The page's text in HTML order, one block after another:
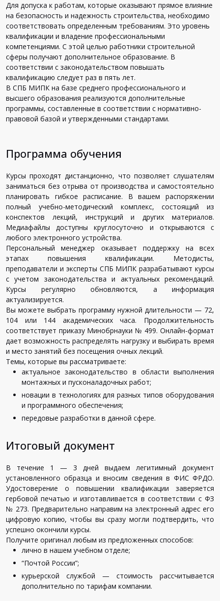
Для допуска к работам, которые оказывают прямое влияние
на безопасность и надежность строительства, необходимо
соответствовать определенным требованиям. Это уровень
квалификации и владение профессиональными
компетенциями. С этой целью работники строительной
сферы получают дополнительное образование. В
соответствии с законодательством повышать
квалификацию следует раз в пять лет.
В СПБ МИПК на базе среднего профессионального и
высшего образования реализуются дополнительные
программы, составленные в соответствии с нормативно-
правовой базой и утвержденными стандартами.
Программа обучения
Курсы проходят дистанционно, что позволяет слушателям
заниматься без отрыва от производства и самостоятельно
планировать гибкое расписание. В вашем распоряжении
полный учебно-методический комплекс, состоящий из
конспектов лекций, инструкций и других материалов.
Медиафайлы доступны круглосуточно и открываются с
любого электронного устройства.
Персональный менеджер оказывает поддержку на всех
этапах повышения квалификации. Методисты,
преподаватели и эксперты СПБ МИПК разрабатывают курсы
с учетом законодательства и актуальных рекомендаций.
Курсы регулярно обновляются, а информация
актуализируется.
Вы можете выбрать программу нужной длительности — 72,
104 или 144 академических часа. Продолжительность
соответствует приказу Минобрнауки № 499. Онлайн-формат
дает возможность распределять нагрузку и выбирать время
и место занятий без посещения очных лекций.
Темы, которые вы рассматриваете:
актуальное законодательство в области выполнения
монтажных и пусконаладочных работ;
новации в технологиях для разных типов оборудования
и программного обеспечения;
передовые разработки в данной сфере.
Итоговый документ
В течение 1 — 3 дней выдаем легитимный документ
установленного образца и вносим сведения в ФИС ФРДО.
Удостоверение о повышении квалификации заверяется
гербовой печатью и изготавливается в соответствии с ФЗ
№ 273. Предварительно направим на электронный адрес его
цифровую копию, чтобы вы сразу могли подтвердить, что
успешно окончили курсы.
Получите оригинал любым из предложенных способов:
лично в нашем учебном отделе;
“Почтой России”;
курьерской службой — стоимость рассчитывается
дополнительно по тарифам компании.